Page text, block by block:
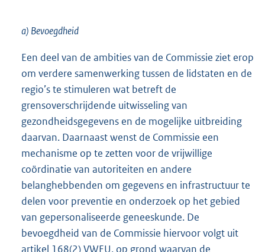
a) Bevoegdheid
Een deel van de ambities van de Commissie ziet erop
om verdere samenwerking tussen de lidstaten en de
regio’s te stimuleren wat betreft de
grensoverschrijdende uitwisseling van
gezondheidsgegevens en de mogelijke uitbreiding
daarvan. Daarnaast wenst de Commissie een
mechanisme op te zetten voor de vrijwillige
coördinatie van autoriteiten en andere
belanghebbenden om gegevens en infrastructuur te
delen voor preventie en onderzoek op het gebied
van gepersonaliseerde geneeskunde. De
bevoegdheid van de Commissie hiervoor volgt uit
artikel 168(2) VWEU, op grond waarvan de